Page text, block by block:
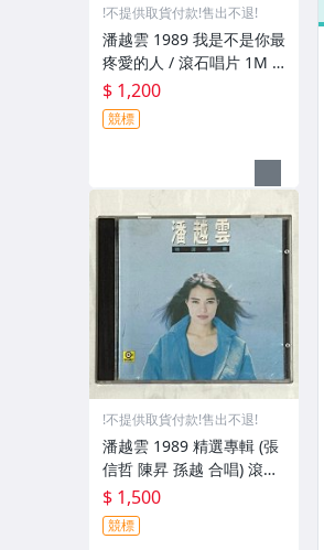
!不提供取貨付款!售出不退!
潘越雲 1989 我是不是你最
疼愛的人 / 滾石唱片 1M T
O 日本東芝版專輯 CD Ma
de in Japan 附歌詞
$ 1,200
競標
!不提供取貨付款!售出不退!
潘越雲 1989 精選專輯 (張
信哲 陳昇 孫越 合唱) 滾石
唱片 1M TO 日本東芝版專
輯 CD Made in Japan 附
歌詞
$ 1,500
競標